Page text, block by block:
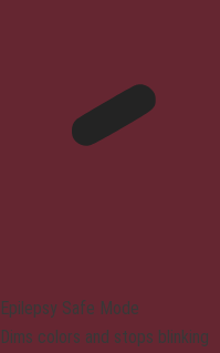
Epilepsy Safe Mode
Dims colors and stops blinking